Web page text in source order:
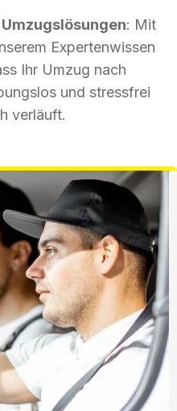
: Mit
Expertenwissen
Ihr Umzug nach
und stressfrei
verläuft.